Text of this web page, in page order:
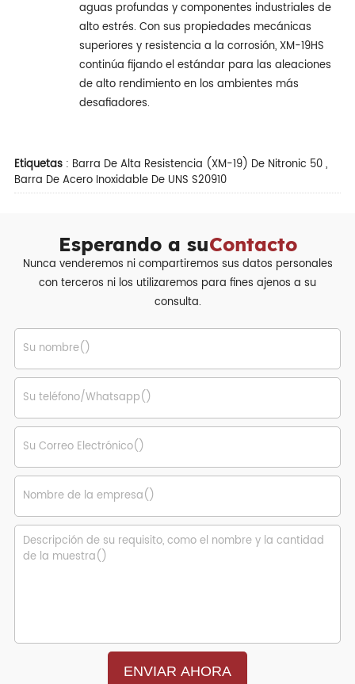
aguas profundas y componentes industriales de
alto estrés. Con sus propiedades mecánicas
superiores y resistencia a la corrosión, XM-19HS
continúa fijando el estándar para las aleaciones
de alto rendimiento en los ambientes más
desafiadores.
Etiquetas: Barra De Alta Resistencia (XM-19) De Nitronic 50,
Barra De Acero Inoxidable De UNS S20910
Esperando a suContacto
Nunca venderemos ni compartiremos sus datos personales
con terceros ni los utilizaremos para fines ajenos a su
consulta.